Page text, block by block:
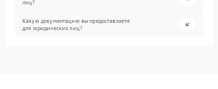
лиц?
Какую документацию вы предоставляете
для юридических лиц?